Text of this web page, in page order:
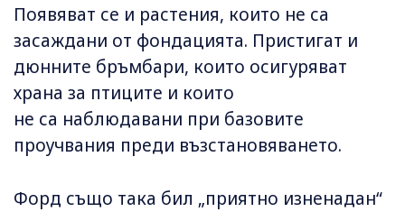
Появяват се и растения, които не са
засаждани от фондацията. Пристигат и
дюнните бръмбари, които осигуряват
храна за птиците и които
не са наблюдавани при базовите
проучвания преди възстановяването.
Форд също така бил „приятно изненадан“